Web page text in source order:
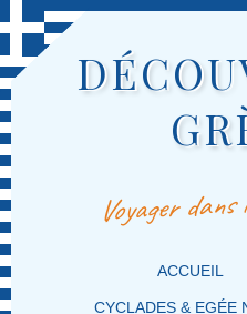
Voyager
MENU PRINCIPAL
MASQUER LA NAVIGATION
MASQUER LA NAVIGATION
ACCUEIL
CYCLADES & EGÉE